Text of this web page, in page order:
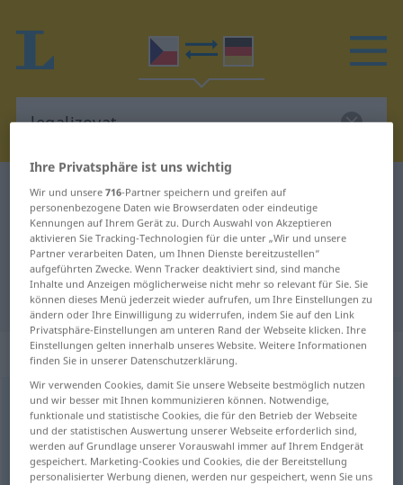
Tschechisch-Deutsch Wörterbuch legalizovat
Tschechisch-Deutsch Übersetzung
für "legalizovat"
"legalizovat" Deutsch Übersetzung
„legalizovat“
legalizovat <(im)pf;-zuji>
Übersicht aller Übersetzungen
(Für mehr Details die Übersetzung anklicken/antippen)
Ihre Privatsphäre ist uns wichtig
Wir und unsere716-Partner speichern und greifen auf
personenbezogene Daten wie Browserdaten oder eindeutige
Kennungen auf Ihrem Gerät zu. Durch Auswahl von Akzeptieren
aktivieren Sie Tracking-Technologien für die unter „Wir und unsere
Partner verarbeiten Daten, um Ihnen Dienste bereitzustellen“
aufgeführten Zwecke. Wenn Tracker deaktiviert sind, sind manche
Inhalte und Anzeigen möglicherweise nicht mehr so relevant für Sie. Sie
können dieses Menü jederzeit wieder aufrufen, um Ihre Einstellungen zu
ändern oder Ihre Einwilligung zu widerrufen, indem Sie auf den Link
Privatsphäre-Einstellungen am unteren Rand der Webseite klicken. Ihre
Einstellungen gelten innerhalb unseres Website. Weitere Informationen
finden Sie in unserer Datenschutzerklärung.
Wir verwenden Cookies, damit Sie unsere Webseite bestmöglich nutzen
und wir besser mit Ihnen kommunizieren können. Notwendige,
funktionale und statistische Cookies, die für den Betrieb der Webseite
und der statistischen Auswertung unserer Webseite erforderlich sind,
werden auf Grundlage unserer Vorauswahl immer auf Ihrem Endgerät
gespeichert. Marketing-Cookies und Cookies, die der Bereitstellung
personalisierter Werbung dienen, werden nur gespeichert, wenn Sie uns